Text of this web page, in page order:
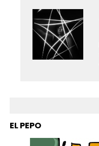
EL PEPO